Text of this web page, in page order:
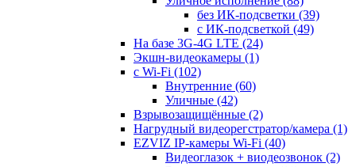
без ИК-подсветки (39)
с ИК-подсветкой (49)
На базе 3G-4G LTE (24)
Экшн-видеокамеры (1)
с Wi-Fi (102)
Внутренние (60)
Уличные (42)
Взрывозащищённые (2)
Нагрудный видеорегстратор/камера (1)
EZVIZ IP-камеры Wi-Fi (40)
Видеоглазок + виодеозвонок (2)